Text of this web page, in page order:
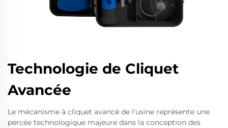
Technologie de Cliquet
Avancée
Le mécanisme à cliquet avancé de l'usine représente une
percée technologique majeure dans la conception des